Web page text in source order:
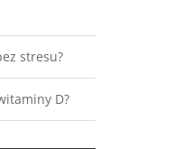
stresu?
D?